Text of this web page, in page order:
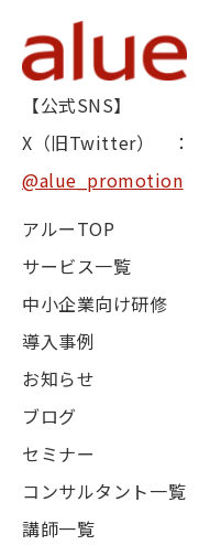
【公式SNS】
X（旧Twitter） ：
@alue_promotion
アルーTOP
サービス一覧
中小企業向け研修
導入事例
お知らせ
ブログ
セミナー
コンサルタント一覧
講師一覧